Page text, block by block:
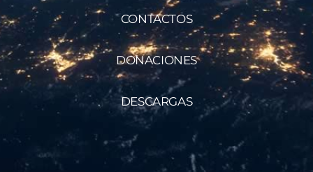
CONTACTOS
DONACIONES
DESCARGAS